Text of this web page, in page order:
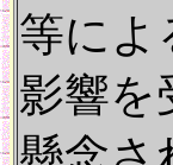
等によ
影響を